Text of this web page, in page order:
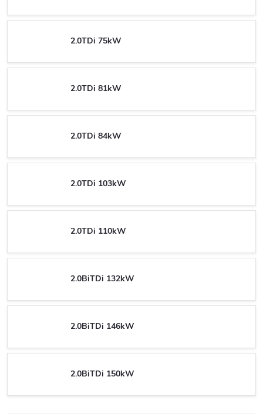
2.0TDi 75kW
2.0TDi 81kW
2.0TDi 84kW
2.0TDi 103kW
2.0TDi 110kW
2.0BiTDi 132kW
2.0BiTDi 146kW
2.0BiTDi 150kW